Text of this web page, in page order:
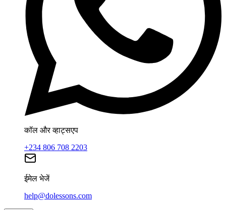
कॉल और व्हाट्सएप
+234 806 708 2203
ईमेल भेजें
help@dolessons.com